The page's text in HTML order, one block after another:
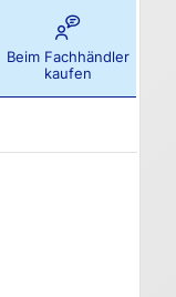
Beim Fachhändler
kaufen